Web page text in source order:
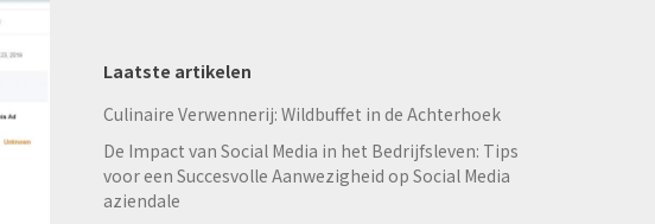
Laatste artikelen
Culinaire Verwennerij: Wildbuffet in de Achterhoek
De Impact van Social Media in het Bedrijfsleven: Tips
voor een Succesvolle Aanwezigheid op Social Media
aziendale